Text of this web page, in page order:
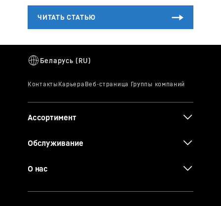
Ассортимент
Обслуживание
О нас